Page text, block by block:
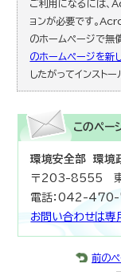
ご利用になるには
ョンが必要です。
のホームページで無
のホームページを新
したがってインストー
このペー
環境安全部 環境
〒203-8555 東
電話：042-
お問い合わせは専
前の